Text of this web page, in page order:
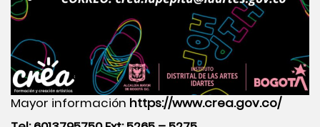
Mayor información https://www.crea.gov.co/